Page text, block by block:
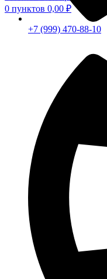
0 пунктов 0,00 ₽
+7 (999) 470-88-10